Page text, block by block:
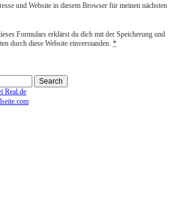
und Website in diesem Browser für meinen nächsten
Formulars erklärst du dich mit der Speicherung und
durch diese Website einverstanden. *